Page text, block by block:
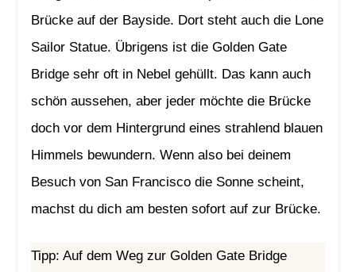
Brücke auf der Bayside. Dort steht auch die Lone
Sailor Statue. Übrigens ist die Golden Gate
Bridge sehr oft in Nebel gehüllt. Das kann auch
schön aussehen, aber jeder möchte die Brücke
doch vor dem Hintergrund eines strahlend blauen
Himmels bewundern. Wenn also bei deinem
Besuch von San Francisco die Sonne scheint,
machst du dich am besten sofort auf zur Brücke.
Tipp: Auf dem Weg zur Golden Gate Bridge